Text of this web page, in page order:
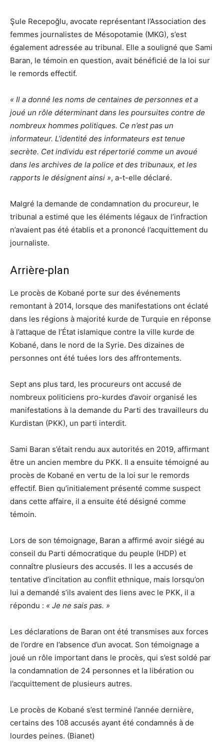
Şule Recepoğlu, avocate représentant l’Association des
femmes journalistes de Mésopotamie (MKG), s’est
également adressée au tribunal. Elle a souligné que Sami
Baran, le témoin en question, avait bénéficié de la loi sur
le remords effectif.
« Il a donné les noms de centaines de personnes et a
joué un rôle déterminant dans les poursuites contre de
nombreux hommes politiques. Ce n’est pas un
informateur. L’identité des informateurs est tenue
secrète. Cet individu est répertorié comme un avoué
dans les archives de la police et des tribunaux, et les
rapports le désignent ainsi », a-t-elle déclaré.
Malgré la demande de condamnation du procureur, le
tribunal a estimé que les éléments légaux de l’infraction
n’avaient pas été établis et a prononcé l’acquittement du
journaliste.
Arrière-plan
Le procès de Kobané porte sur des événements
remontant à 2014, lorsque des manifestations ont éclaté
dans les régions à majorité kurde de Turquie en réponse
à l’attaque de l’État islamique contre la ville kurde de
Kobané, dans le nord de la Syrie. Des dizaines de
personnes ont été tuées lors des affrontements.
Sept ans plus tard, les procureurs ont accusé de
nombreux politiciens pro-kurdes d’avoir organisé les
manifestations à la demande du Parti des travailleurs du
Kurdistan (PKK), un parti interdit.
Sami Baran s’était rendu aux autorités en 2019, affirmant
être un ancien membre du PKK. Il a ensuite témoigné au
procès de Kobané en vertu de la loi sur le remords
effectif. Bien qu’initialement présenté comme suspect
dans cette affaire, il a ensuite été désigné comme
témoin.
Lors de son témoignage, Baran a affirmé avoir siégé au
conseil du Parti démocratique du peuple (HDP) et
connaître plusieurs des accusés. Il les a accusés de
tentative d’incitation au conflit ethnique, mais lorsqu’on
lui a demandé s’ils avaient des liens avec le PKK, il a
répondu : « Je ne sais pas. »
Les déclarations de Baran ont été transmises aux forces
de l’ordre en l’absence d’un avocat. Son témoignage a
joué un rôle important dans le procès, qui s’est soldé par
la condamnation de 24 personnes et la libération ou
l’acquittement de plusieurs autres.
Le procès de Kobané s’est terminé l’année dernière,
certains des 108 accusés ayant été condamnés à de
lourdes peines. (Bianet)